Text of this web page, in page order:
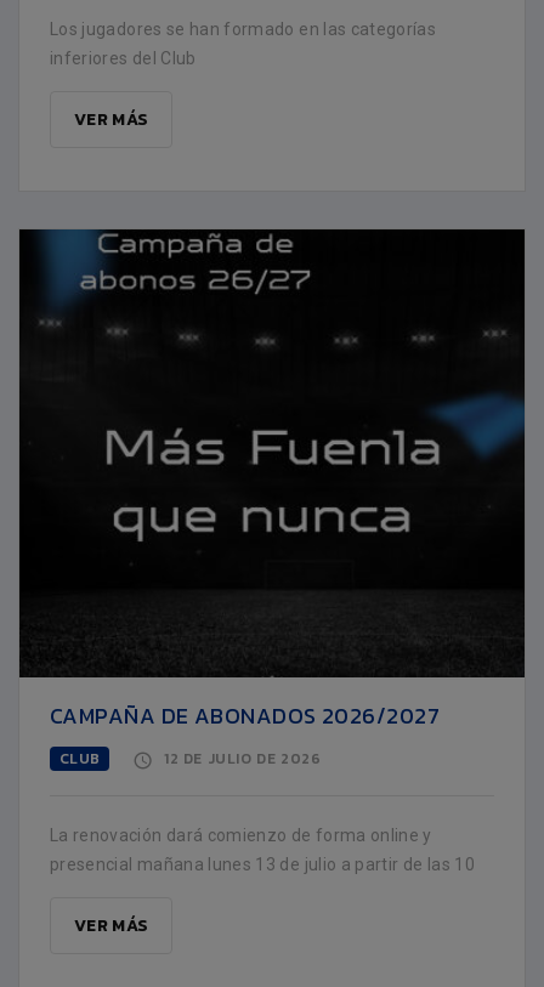
Los jugadores se han formado en las categorías
inferiores del Club
VER MÁS
CAMPAÑA DE ABONADOS 2026/2027
CLUB 12 DE JULIO DE 2026
La renovación dará comienzo de forma online y
presencial mañana lunes 13 de julio a partir de las 10
VER MÁS